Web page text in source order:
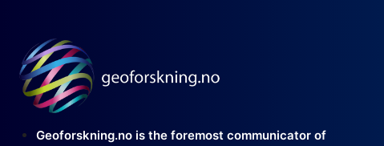
Geoforskning.no is the foremost communicator of